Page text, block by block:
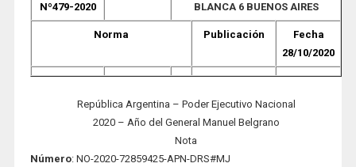
Nº479-2020
BLANCA 6 BUENOS AIRES
Norma Publicación
Fecha
28/10/2020
República Argentina – Poder Ejecutivo Nacional
2020 – Año del General Manuel Belgrano
Nota
Número: NO-2020-72859425-APN-DRS#MJ